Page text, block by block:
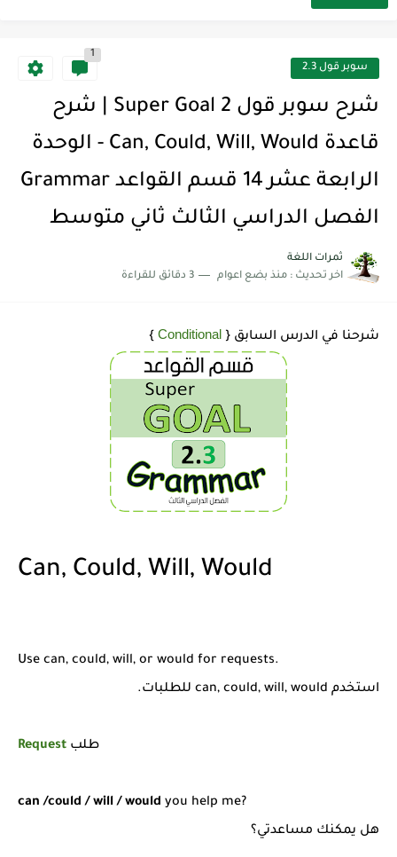
The Winter Surprise
أهمية تعلم قواعد اللغة الإنجليزية | مكونات الجملة في اللغة...
سوبر قول 2.3
1
شرح سوبر قول Super Goal 2 | شرح
قاعدة Can, Could, Will, Would - الوحدة
الرابعة عشر 14 قسم القواعد Grammar
الفصل الدراسي الثالث ثاني متوسط
ثمرات اللغة
اخر تحديث : منذ بضع اعوام 3 دقائق للقراءة
شرحنا في الدرس السابق { Conditional
}
Can, Could, Will, Would
Use can, could, will, or would for requests.
استخدم can, could, will, would للطلبات.
Request طلب
can /could / will / would you help me?
هل يمكنك مساعدتي؟